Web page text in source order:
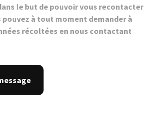
le but de pouvoir vous recontacter
pouvez à tout moment demander à
récoltées en nous contactant